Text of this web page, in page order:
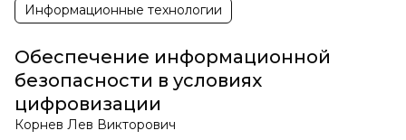
Информационные технологии
Обеспечение информационной
безопасности в условиях
цифровизации
Корнев Лев Викторович